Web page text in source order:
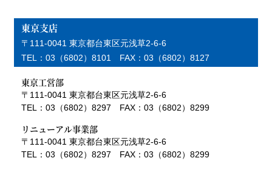
東京支店
〒111-0041 東京都台東区元浅草2-6-6
TEL：03（6802）8101 FAX：03（6802）8127
東京工営部
〒111-0041 東京都台東区元浅草2-6-6
TEL：03（6802）8297 FAX：03（6802）8299
リニューアル事業部
〒111-0041 東京都台東区元浅草2-6-6
TEL：03（6802）8297 FAX：03（6802）8299